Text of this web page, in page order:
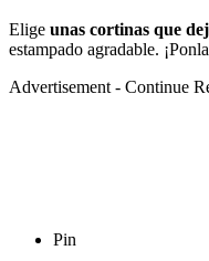
Elige unas cortinas que
estampado agradable.
Advertisement - Continue
Pin